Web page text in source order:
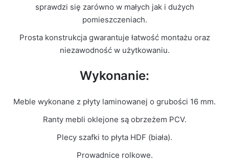
sprawdzi się zarówno w małych jak i dużych
pomieszczeniach.
Prosta konstrukcja gwarantuje łatwość montażu oraz
niezawodność w użytkowaniu.
Wykonanie:
Meble wykonane z płyty laminowanej o grubości 16 mm.
Ranty mebli oklejone są obrzeżem PCV.
Plecy szafki to płyta HDF (biała).
Prowadnice rolkowe.
Rolkowe